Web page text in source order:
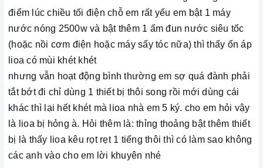
điểm lúc chiều tối điện chỗ em rất yếu em bật 1 máy
nước nóng 2500w và bật thêm 1 ấm đun nước siêu tốc
(hoặc nồi cơm điện hoặc máy sấy tóc nữa) thì thấy ổn áp
lioa có mùi khét khét
nhưng vẫn hoạt động bình thường em sợ quá đành phải
tắt bớt đi chỉ dùng 1 thiết bị thôi song rồi mới dùng cái
khác thì lại hết khét mà lioa nhà em 5 ký. cho em hỏi vậy
là lioa bị hỏng à. Hỏi thêm là: thỉng thoảng bật thêm thiết
bị là thấy lioa kêu rọt rẹt 1 tiếng thôi thì có làm sao không
các anh vào cho em lời khuyên nhé